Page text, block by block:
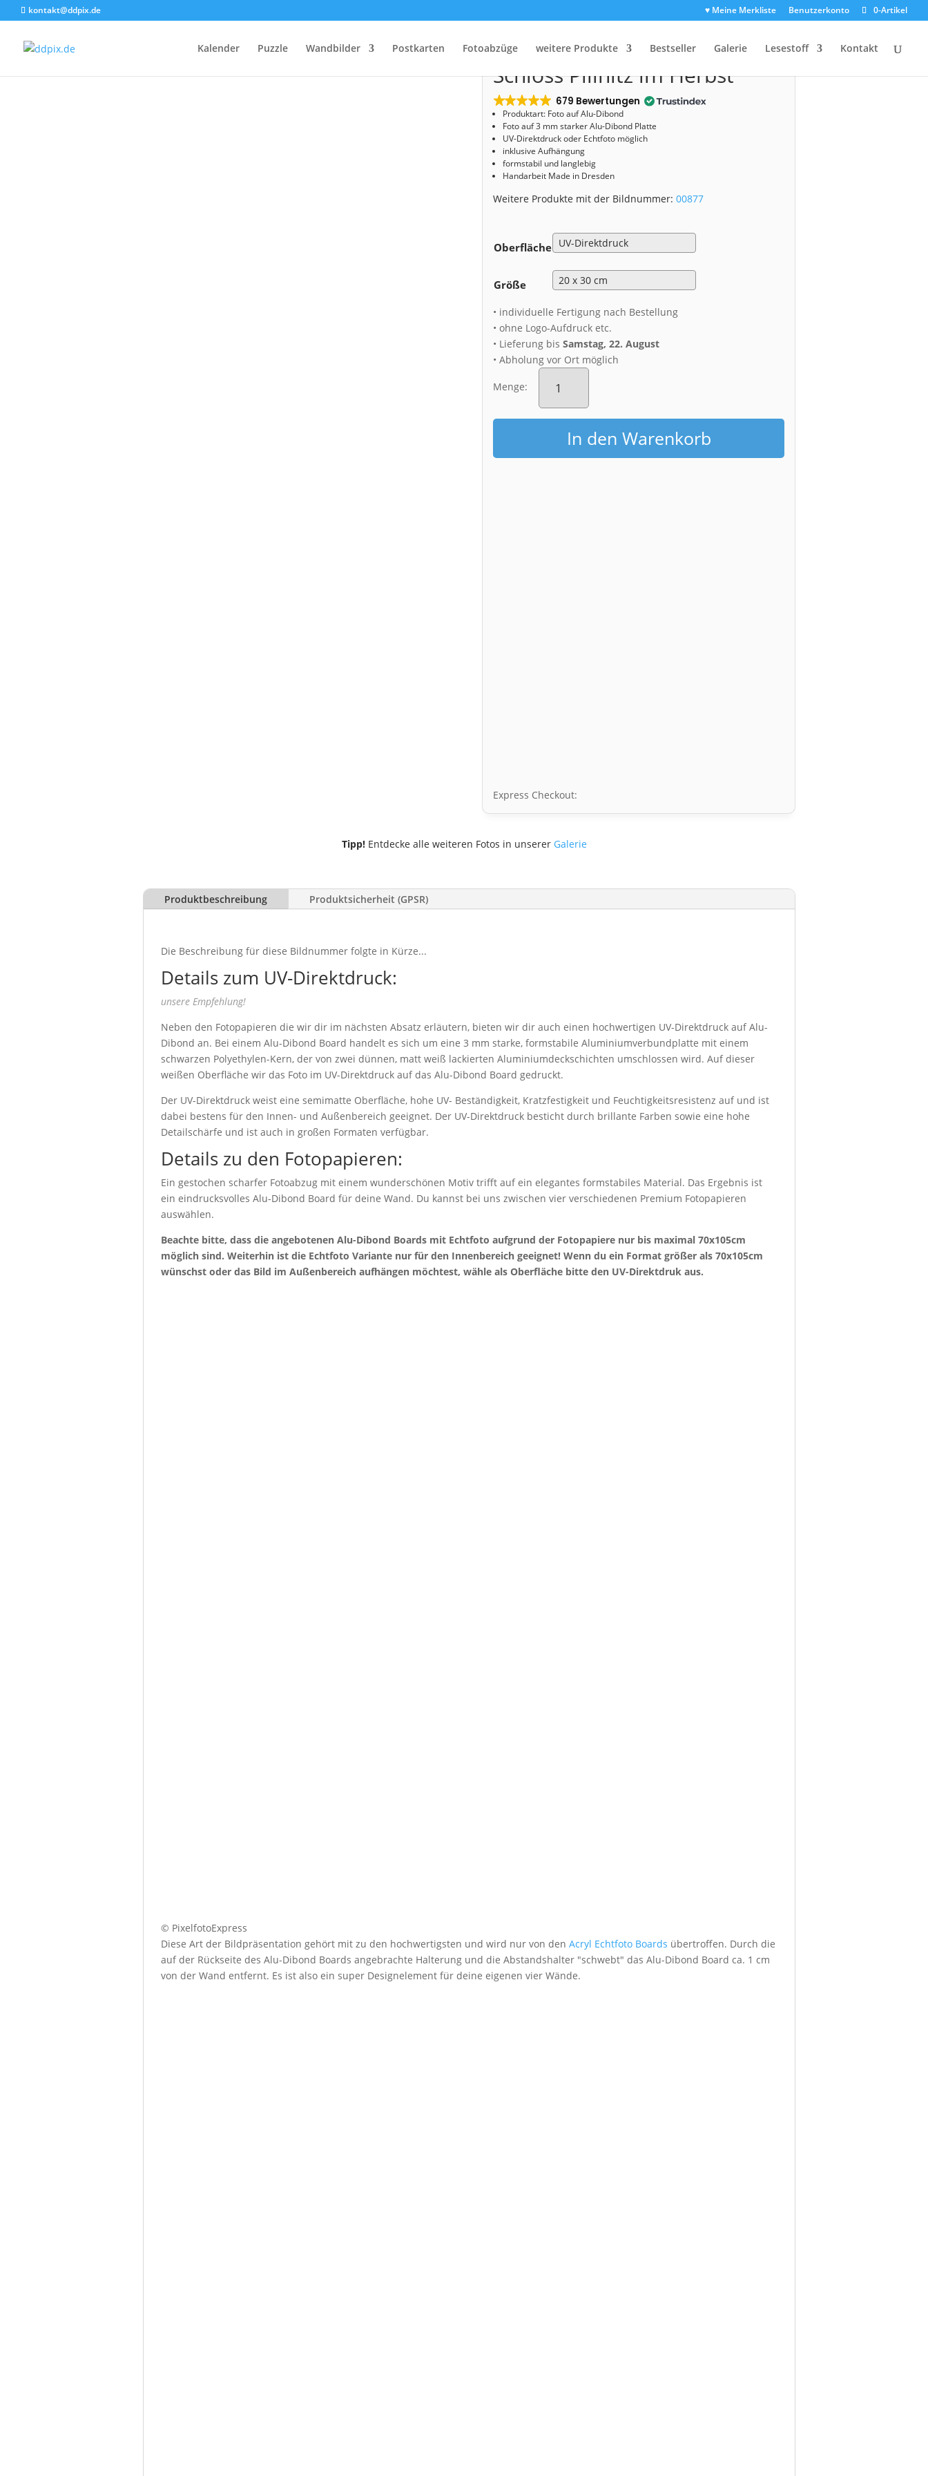
kontakt@ddpix.de ♥ Meine Merkliste Benutzerkonto 0-Artikel
Kalender Puzzle Wandbilder Postkarten Fotoabzüge weitere Produkte Bestseller Galerie Lesestoff Kontakt
Start/Shop/Alu-Dibond/ Alu-Dibond (00877) Schloss Pillnitz im Herbst
Alu-Dibond (00877)
Schloss Pillnitz im Herbst
679 Bewertungen
Produktart: Foto auf Alu-Dibond
Foto auf 3 mm starker Alu-Dibond Platte
UV-Direktdruck oder Echtfoto möglich
inklusive Aufhängung
formstabil und langlebig
Handarbeit Made in Dresden
Weitere Produkte mit der Bildnummer:00877
Oberfläche
Größe
• individuelle Fertigung nach Bestellung
• ohne Logo-Aufdruck etc.
• Lieferung bisSamstag, 22. August
• Abholung vor Ort möglich
Menge:
Alu-
Dibond
Schloss
Pillnitz
Herbst
Menge
In den Warenkorb
Express Checkout:
Tipp!Entdecke alle weiteren Fotos in unserer Galerie
Produktbeschreibung Produktsicherheit (GPSR)
Die Beschreibung für diese Bildnummer folgte in Kürze...
Details zum UV-Direktdruck:
unsere Empfehlung!
Neben den Fotopapieren die wir dir im nächsten Absatz erläutern, bieten wir dir auch einen hochwertigen UV-Direktdruck auf Alu-
Dibond an. Bei einem Alu-Dibond Board handelt es sich um eine 3 mm starke, formstabile Aluminiumverbundplatte mit einem
schwarzen Polyethylen-Kern, der von zwei dünnen, matt weiß lackierten Aluminiumdeckschichten umschlossen wird. Auf dieser
weißen Oberfläche wir das Foto im UV-Direktdruck auf das Alu-Dibond Board gedruckt.
Der UV-Direktdruck weist eine semimatte Oberfläche, hohe UV- Beständigkeit, Kratzfestigkeit und Feuchtigkeitsresistenz auf und ist
dabei bestens für den Innen- und Außenbereich geeignet. Der UV-Direktdruck besticht durch brillante Farben sowie eine hohe
Detailschärfe und ist auch in großen Formaten verfügbar.
Details zu den Fotopapieren:
Ein gestochen scharfer Fotoabzug mit einem wunderschönen Motiv trifft auf ein elegantes formstabiles Material. Das Ergebnis ist
ein eindrucksvolles Alu-Dibond Board für deine Wand. Du kannst bei uns zwischen vier verschiedenen Premium Fotopapieren
auswählen.
Beachte bitte, dass die angebotenen Alu-Dibond Boards mit Echtfoto aufgrund der Fotopapiere nur bis maximal 70x105cm
möglich sind. Weiterhin ist die Echtfoto Variante nur für den Innenbereich geeignet! Wenn du ein Format größer als 70x105cm
wünschst oder das Bild im Außenbereich aufhängen möchtest, wähle als Oberfläche bitte den UV-Direktdruk aus.
© PixelfotoExpress
Diese Art der Bildpräsentation gehört mit zu den hochwertigsten und wird nur von den Acryl Echtfoto Boards übertroffen. Durch die
auf der Rückseite des Alu-Dibond Boards angebrachte Halterung und die Abstandshalter "schwebt" das Alu-Dibond Board ca. 1 cm
von der Wand entfernt. Es ist also ein super Designelement für deine eigenen vier Wände.